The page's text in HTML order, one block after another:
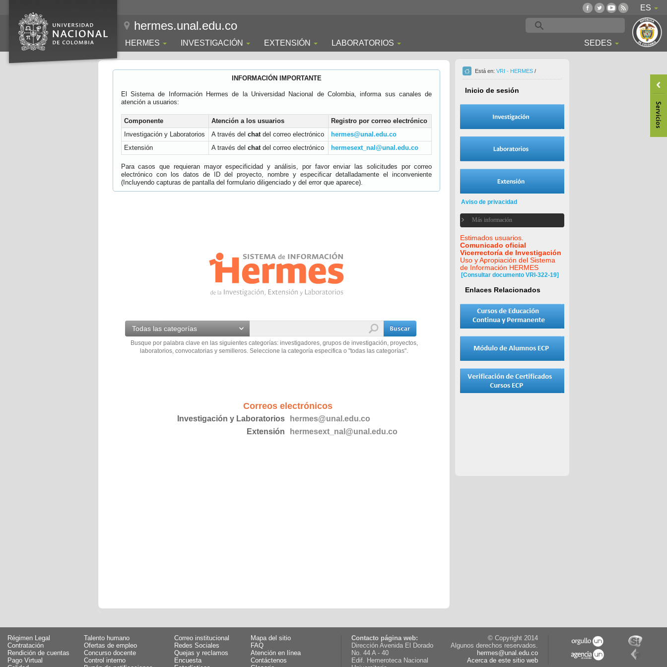
ES
hermes.unal.edu.co
HERMES INVESTIGACIÓN EXTENSIÓN LABORATORIOS SEDES
INFORMACIÓN IMPORTANTE
El Sistema de Información Hermes de la Universidad Nacional de Colombia, informa sus canales de
atención a usuarios:
Componente Atención a los usuarios
Registro por correo electrónico
Investigación y Laboratorios
A través del chatdel correo electrónico
hermes@unal.edu.co
Extensión
A través del chatdel correo electrónico hermesext_nal@unal.edu.co
Para casos que requieran mayor especificidad y análisis, por favor enviar las solicitudes por correo
electrónico con los datos de ID del proyecto, nombre y especificar detalladamente el inconveniente
(Incluyendo capturas de pantalla del formulario diligenciado y del error que aparece).
Todas las categorías
Busque por palabra clave en las siguientes categorías: investigadores, grupos de investigación, proyectos,
laboratorios, convocatorias y semilleros. Seleccione la categoría especifica o "todas las categorías".
Correos electrónicos
Investigación y Laboratorios
hermes@unal.edu.co
Extensión
hermesext_nal@unal.edu.co
Está en: VRI - HERMES /
Inicio de sesión
Aviso de privacidad
Más información
Estimados usuarios.
Comunicado oficial
Vicerrectoría de Investigación
Uso y Apropiación del Sistema
de Información HERMES
[Consultar documento VRI-322-19]
Enlaces Relacionados
Régimen Legal
Talento humano
Contratación
Ofertas de empleo
Rendición de cuentas
Concurso docente
Pago Virtual
Control interno
Correo institucional
Mapa del sitio
Redes Sociales
FAQ
Quejas y reclamos
Atención en línea
Encuesta
Contáctenos
Contacto página web:
Dirección Avenida El Dorado
No. 44 A - 40
Edif. Hemeroteca Nacional
© Copyright 2014
Algunos derechos reservados.
hermes@unal.edu.co
Acerca de este sitio web